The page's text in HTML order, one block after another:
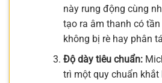
này rung động cùng
tạo ra âm thanh có
không bị rè hay phân
Độ dày tiêu chuẩn:
trì một quy chuẩn khắt